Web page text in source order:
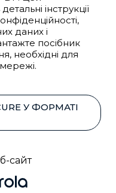
інструкції
даних і
посібник
необхідні для
У ФОРМАТІ
сайт